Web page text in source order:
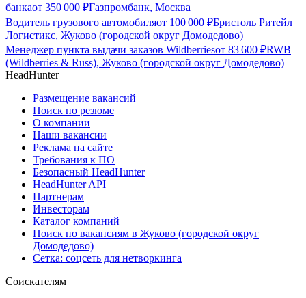
банкаот 350 000 ₽Газпромбанк, Москва
Водитель грузового автомобиляот 100 000 ₽Бристоль Ритейл
Логистикс, Жуково (городской округ Домодедово)
Менеджер пункта выдачи заказов Wildberriesот 83 600 ₽RWB
(Wildberries & Russ), Жуково (городской округ Домодедово)
HeadHunter
Размещение вакансий
Поиск по резюме
О компании
Наши вакансии
Реклама на сайте
Требования к ПО
Безопасный HeadHunter
HeadHunter API
Партнерам
Инвесторам
Каталог компаний
Поиск по вакансиям в Жуково (городской округ
Домодедово)
Сетка: соцсеть для нетворкинга
Соискателям